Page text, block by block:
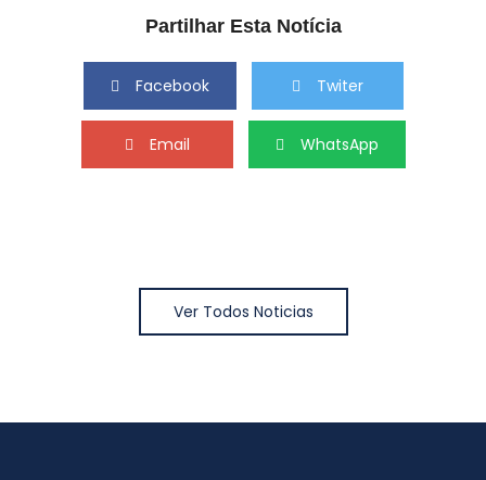
Partilhar Esta Notícia
Facebook Twiter
Email WhatsApp
Ver Todos Noticias